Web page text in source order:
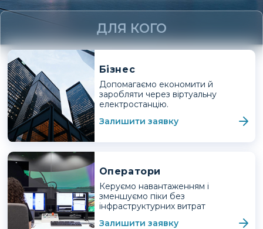
ДЛЯ КОГО
Бізнес
Допомагаємо економити й
заробляти через віртуальну
електростанцію.
Залишити заявку
Оператори
Керуємо навантаженням і
зменшуємо піки без
інфраструктурних витрат
Залишити заявку